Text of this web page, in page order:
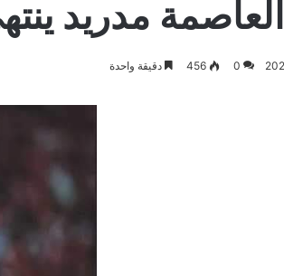
مدريد
0
456 دقيقة واحدة